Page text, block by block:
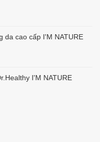
da cao cấp I'M NATURE
I'M NATURE